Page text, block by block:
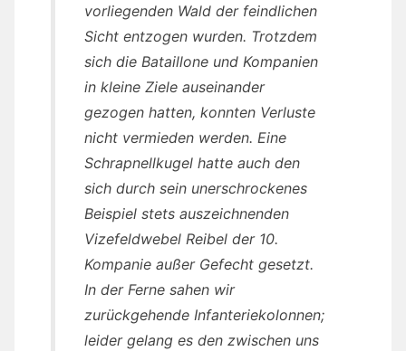
vorliegenden Wald der feindlichen
Sicht entzogen wurden. Trotzdem
sich die Bataillone und Kompanien
in kleine Ziele auseinander
gezogen hatten, konnten Verluste
nicht vermieden werden. Eine
Schrapnellkugel hatte auch den
sich durch sein unerschrockenes
Beispiel stets auszeichnenden
Vizefeldwebel Reibel der 10.
Kompanie außer Gefecht gesetzt.
In der Ferne sahen wir
zurückgehende Infanteriekolonnen;
leider gelang es den zwischen uns